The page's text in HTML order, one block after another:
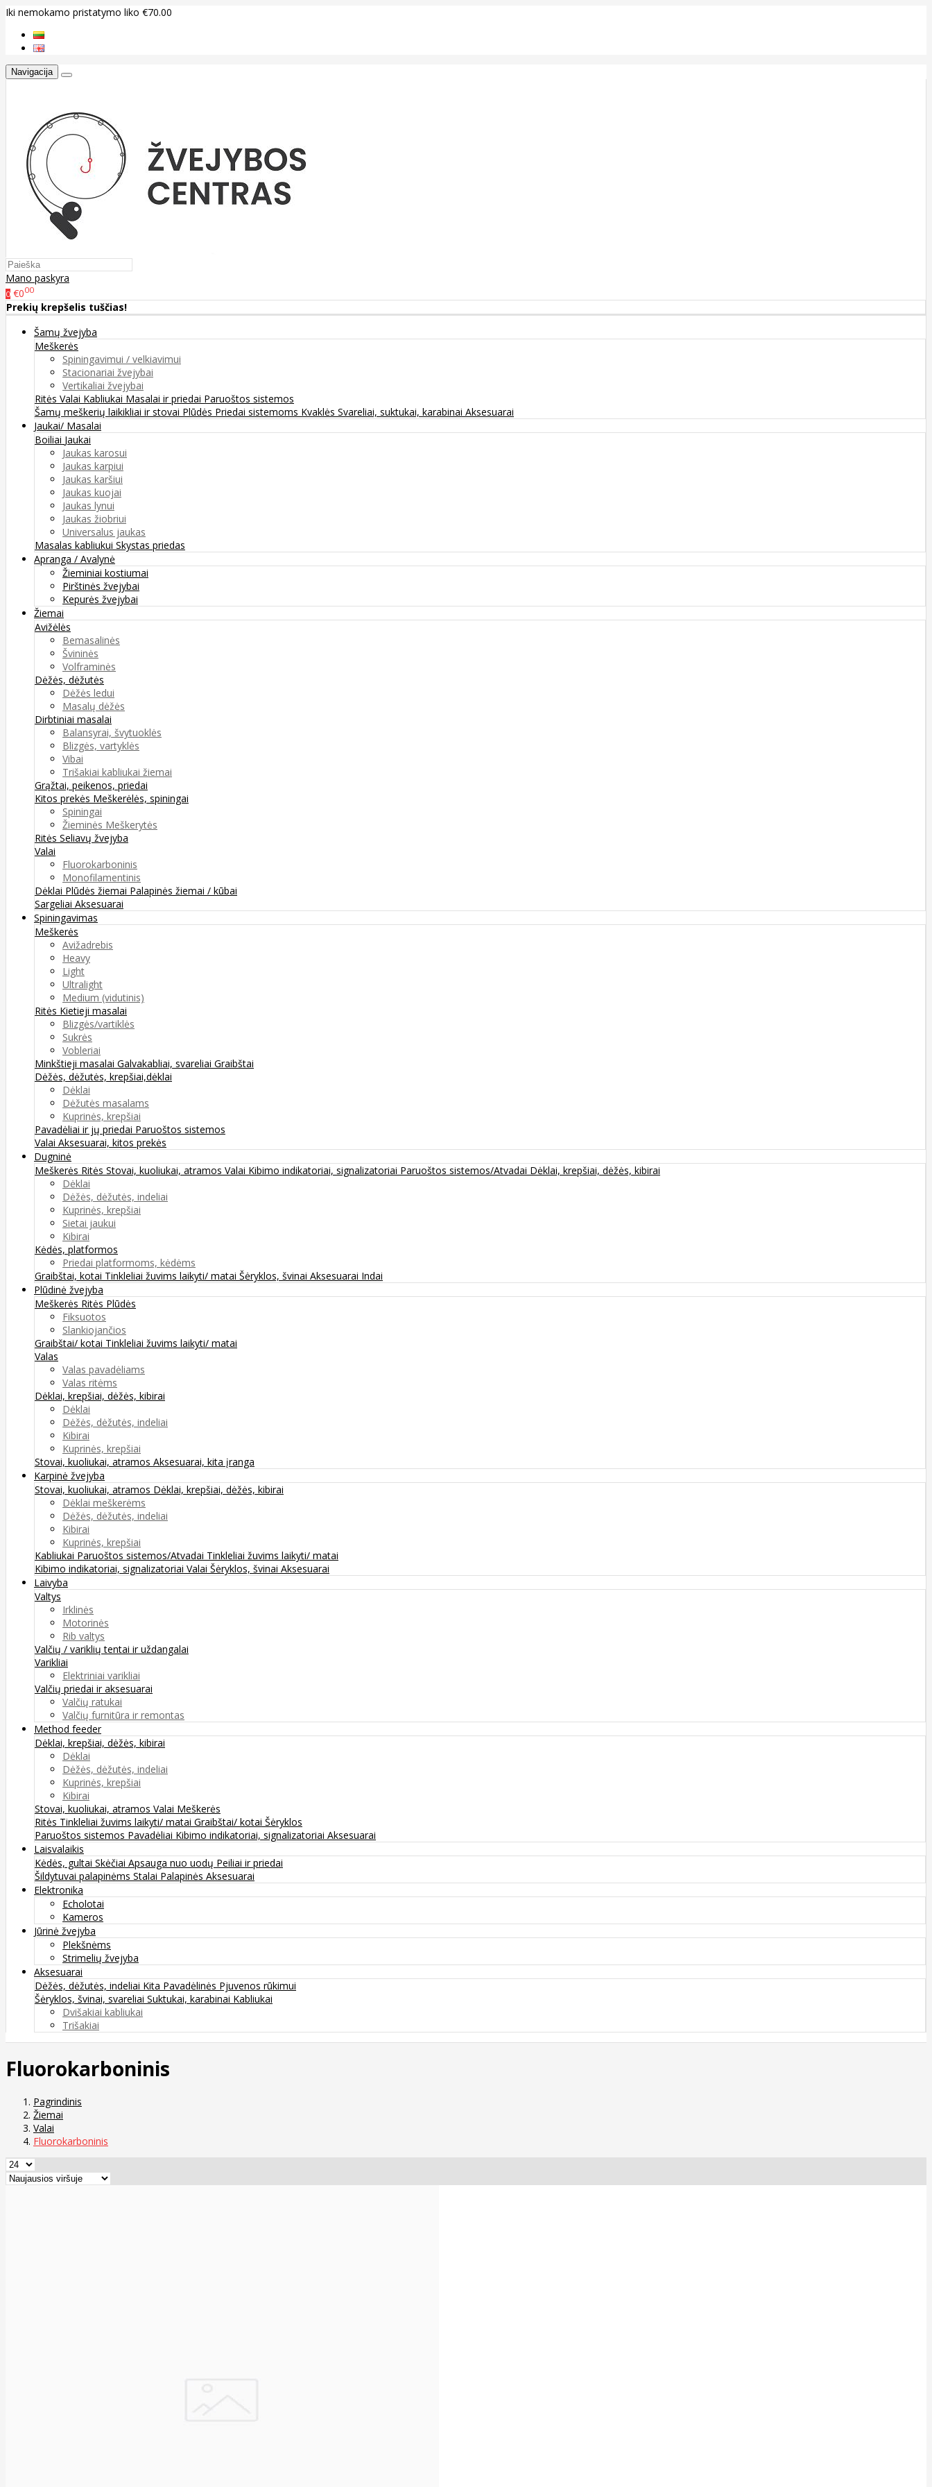
Iki nemokamo pristatymo liko €70.00
Navigacija
Mano paskyra
0 €000
Prekių krepšelis tuščias!
Šamų žvejyba
Meškerės
Spiningavimui / velkiavimui
Stacionariai žvejybai
Vertikaliai žvejybai
Ritės Valai Kabliukai Masalai ir priedai Paruoštos sistemos
Šamų meškerių laikikliai ir stovai Plūdės Priedai sistemoms Kvaklės Svareliai, suktukai, karabinai Aksesuarai
Jaukai/ Masalai
Boiliai Jaukai
Jaukas karosui
Jaukas karpiui
Jaukas karšiui
Jaukas kuojai
Jaukas lynui
Jaukas žiobriui
Universalus jaukas
Masalas kabliukui Skystas priedas
Apranga / Avalynė
Žieminiai kostiumai
Pirštinės žvejybai
Kepurės žvejybai
Žiemai
Avižėlės
Bemasalinės
Švininės
Volframinės
Dėžės, dėžutės
Dėžės ledui
Masalų dėžės
Dirbtiniai masalai
Balansyrai, švytuoklės
Blizgės, vartyklės
Vibai
Trišakiai kabliukai žiemai
Grąžtai, peikenos, priedai
Kitos prekės Meškerėlės, spiningai
Spiningai
Žieminės Meškerytės
Ritės Seliavų žvejyba
Valai
Fluorokarboninis
Monofilamentinis
Dėklai Plūdės žiemai Palapinės žiemai / kūbai
Sargeliai Aksesuarai
Spiningavimas
Meškerės
Avižadrebis
Heavy
Light
Ultralight
Medium (vidutinis)
Ritės Kietieji masalai
Blizgės/vartiklės
Sukrės
Vobleriai
Minkštieji masalai Galvakabliai, svareliai Graibštai
Dėžės, dėžutės, krepšiai,dėklai
Dėklai
Dėžutės masalams
Kuprinės, krepšiai
Pavadėliai ir jų priedai Paruoštos sistemos
Valai Aksesuarai, kitos prekės
Dugninė
Meškerės Ritės Stovai, kuoliukai, atramos Valai Kibimo indikatoriai, signalizatoriai Paruoštos sistemos/Atvadai Dėklai, krepšiai, dėžės, kibirai
Dėklai
Dėžės, dėžutės, indeliai
Kuprinės, krepšiai
Sietai jaukui
Kibirai
Kėdės, platformos
Priedai platformoms, kėdėms
Graibštai, kotai Tinkleliai žuvims laikyti/ matai Šėryklos, švinai Aksesuarai Indai
Plūdinė žvejyba
Meškerės Ritės Plūdės
Fiksuotos
Slankiojančios
Graibštai/ kotai Tinkleliai žuvims laikyti/ matai
Valas
Valas pavadėliams
Valas ritėms
Dėklai, krepšiai, dėžės, kibirai
Dėklai
Dėžės, dėžutės, indeliai
Kibirai
Kuprinės, krepšiai
Stovai, kuoliukai, atramos Aksesuarai, kita įranga
Karpinė žvejyba
Stovai, kuoliukai, atramos Dėklai, krepšiai, dėžės, kibirai
Dėklai meškerėms
Dėžės, dėžutės, indeliai
Kibirai
Kuprinės, krepšiai
Kabliukai Paruoštos sistemos/Atvadai Tinkleliai žuvims laikyti/ matai
Kibimo indikatoriai, signalizatoriai Valai Šėryklos, švinai Aksesuarai
Laivyba
Valtys
Irklinės
Motorinės
Rib valtys
Valčių / variklių tentai ir uždangalai
Varikliai
Elektriniai varikliai
Valčių priedai ir aksesuarai
Valčių ratukai
Valčių furnitūra ir remontas
Method feeder
Dėklai, krepšiai, dėžės, kibirai
Dėklai
Dėžės, dėžutės, indeliai
Kuprinės, krepšiai
Kibirai
Stovai, kuoliukai, atramos Valai Meškerės
Ritės Tinkleliai žuvims laikyti/ matai Graibštai/ kotai Šėryklos
Paruoštos sistemos Pavadėliai Kibimo indikatoriai, signalizatoriai Aksesuarai
Laisvalaikis
Kėdės, gultai Skėčiai Apsauga nuo uodų Peiliai ir priedai
Šildytuvai palapinėms Stalai Palapinės Aksesuarai
Elektronika
Echolotai
Kameros
Jūrinė žvejyba
Plekšnėms
Strimelių žvejyba
Aksesuarai
Dėžės, dėžutės, indeliai Kita Pavadėlinės Pjuvenos rūkimui
Šėryklos, švinai, svareliai Suktukai, karabinai Kabliukai
Dvišakiai kabliukai
Trišakiai
Fluorokarboninis
Pagrindinis
Žiemai
Valai
Fluorokarboninis